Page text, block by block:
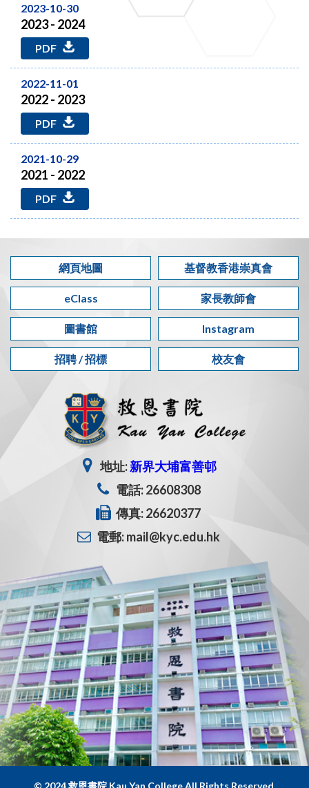
2023-10-30
2023 - 2024
PDF
2022-11-01
2022 - 2023
PDF
2021-10-29
2021 - 2022
PDF
網頁地圖 基督教香港崇真會
eClass 家長教師會
圖書館 Instagram
招聘 / 招標 校友會
地址:新界大埔富善邨
電話: 26608308
傳真: 26620377
電郵: mail@kyc.edu.hk
© 2024 救恩書院 Kau Yan College All Rights Reserved.